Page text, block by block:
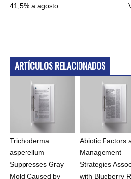
41,5% a agosto
ARTÍCULOS RELACIONADOS
Trichoderma
asperellum
Suppresses Gray
Mold Caused by
Abiotic Factors
Management
Strategies
with Blueberry